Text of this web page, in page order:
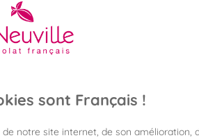
boutique De Neuville de Toulouse
Coffrets cadeaux, spécialités
attendent en magasin.
sont Français !
notre site internet, de son amélioration,